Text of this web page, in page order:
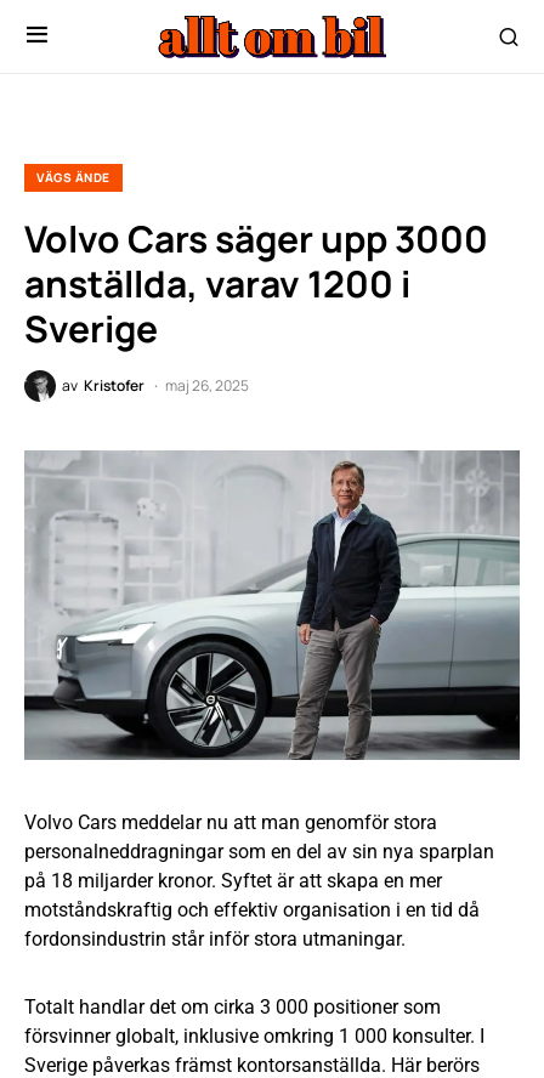
VÄGS ÄNDE
Volvo Cars säger upp 3000
anställda, varav 1200 i
Sverige
av Kristofer maj 26, 2025
Volvo Cars meddelar nu att man genomför stora
personalneddragningar som en del av sin nya sparplan
på 18 miljarder kronor. Syftet är att skapa en mer
motståndskraftig och effektiv organisation i en tid då
fordonsindustrin står inför stora utmaningar.
Totalt handlar det om cirka 3 000 positioner som
försvinner globalt, inklusive omkring 1 000 konsulter. I
Sverige påverkas främst kontorsanställda. Här berörs